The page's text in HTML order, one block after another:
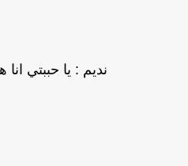
نديم : يا حببتي